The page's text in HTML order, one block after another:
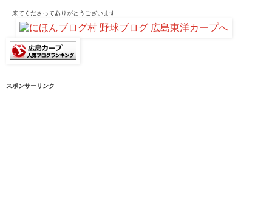
来てくださってありがとうございます
スポンサーリンク